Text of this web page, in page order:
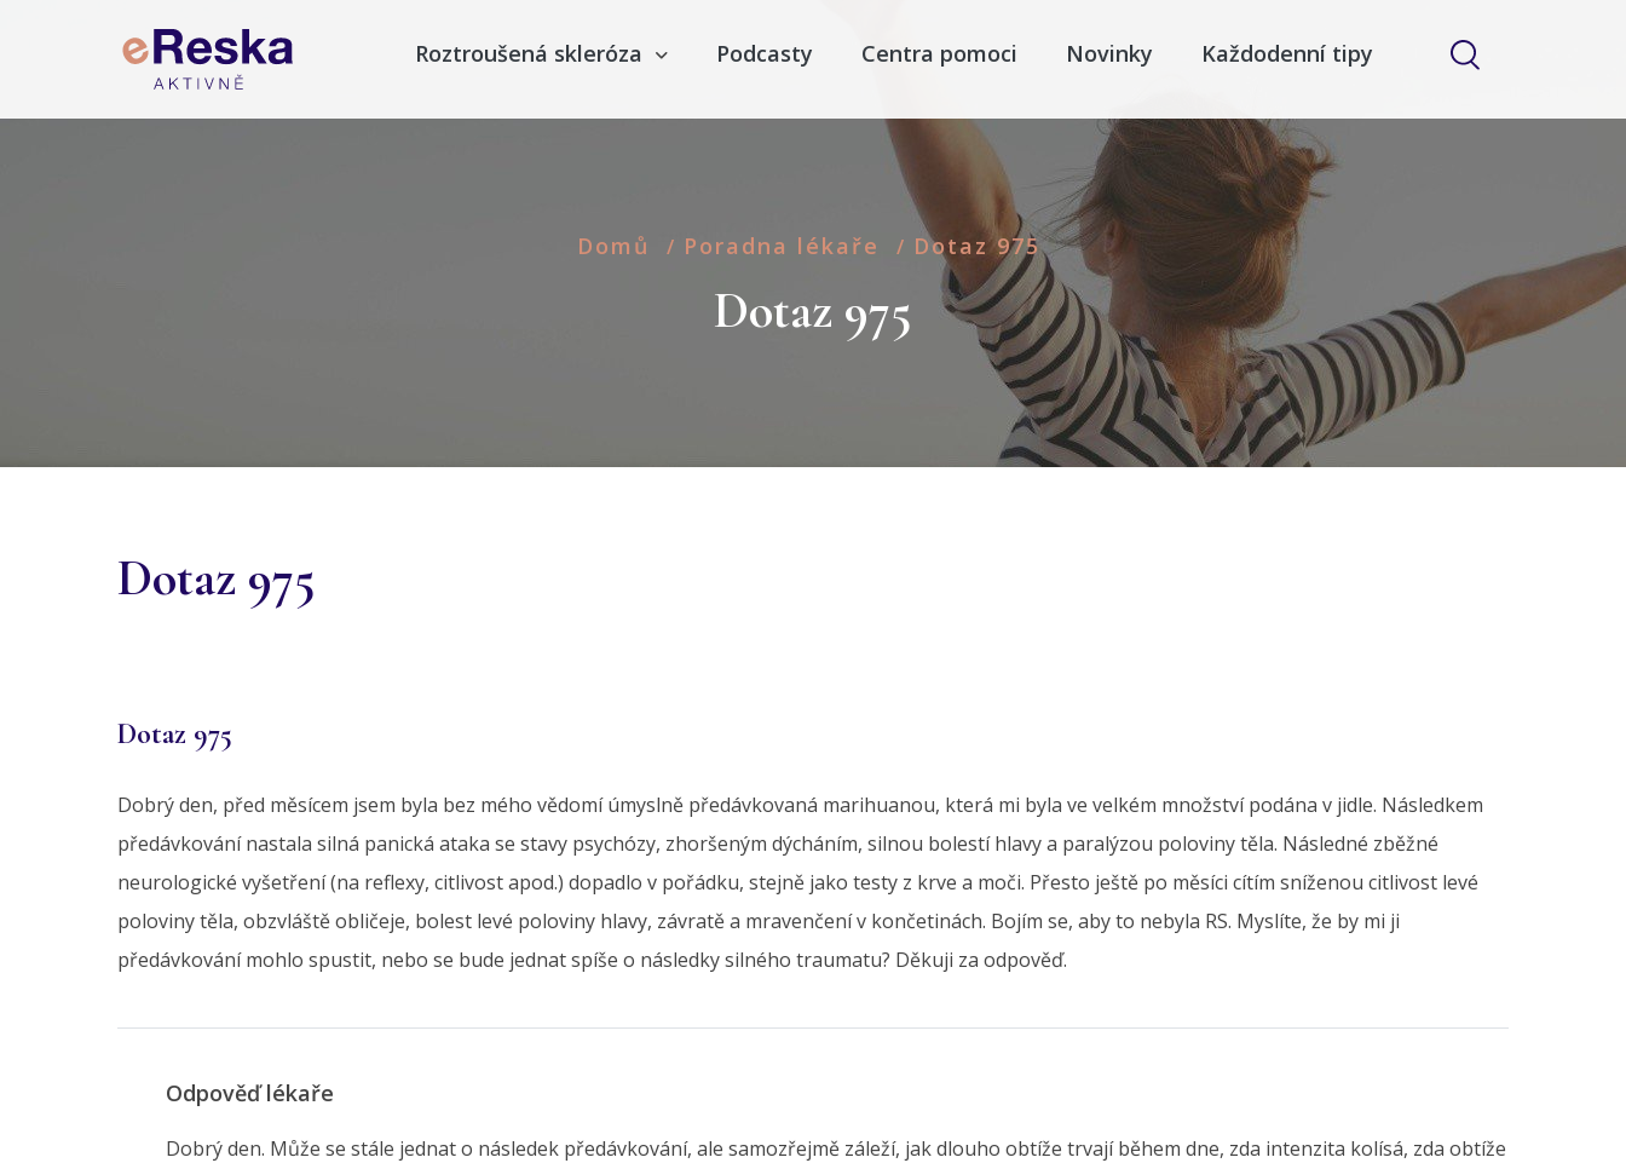
Roztroušená skleróza Podcasty Centra pomoci Novinky Každodenní tipy
Domů / Poradna lékaře / Dotaz 975
Dotaz 975
Dotaz 975
Dotaz 975
Dobrý den, před měsícem jsem byla bez mého vědomí úmyslně předávkovaná marihuanou, která mi byla ve velkém množství podána v jidle. Následkem
předávkování nastala silná panická ataka se stavy psychózy, zhoršeným dýcháním, silnou bolestí hlavy a paralýzou poloviny těla. Následné zběžné
neurologické vyšetření (na reflexy, citlivost apod.) dopadlo v pořádku, stejně jako testy z krve a moči. Přesto ještě po měsíci cítím sníženou citlivost levé
poloviny těla, obzvláště obličeje, bolest levé poloviny hlavy, závratě a mravenčení v končetinách. Bojím se, aby to nebyla RS. Myslíte, že by mi ji
předávkování mohlo spustit, nebo se bude jednat spíše o následky silného traumatu? Děkuji za odpověď.
Odpověď lékaře
Dobrý den. Může se stále jednat o následek předávkování, ale samozřejmě záleží, jak dlouho obtíže trvají během dne, zda intenzita kolísá, zda obtíže